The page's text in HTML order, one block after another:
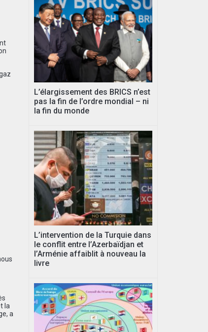
s
la
a
L’élargissement des BRICS n’est
pas la fin de l’ordre mondial – ni
la fin du monde
L’intervention de la Turquie dans
le conflit entre l’Azerbaïdjan et
l’Arménie affaiblit à nouveau la
livre